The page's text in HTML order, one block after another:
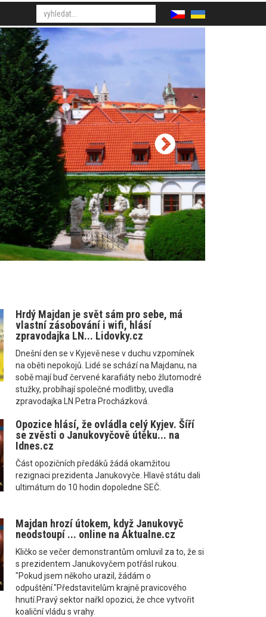
Hrdý Majdan je svět sám pro sebe, má
vlastní zásobování i wifi, hlásí
zpravodajka LN... Lidovky.cz
Dnešní den se v Kyjevě nese v duchu vzpomínek
na oběti nepokojů. Lidé se schází na Majdanu, na
sobě mají buď červené karafiáty nebo žlutomodré
stužky, probíhají společné modlitby, uvedla
zpravodajka LN Petra Procházková.
Opozice hlásí, že ovládla celý Kyjev. Šíří
se zvěsti o Janukovyčově útěku... na
Idnes.cz
Část opozičních předáků žádá okamžitou
rezignaci prezidenta Janukovyče. Hlavě státu dali
ultimátum do 10 hodin dopoledne SEČ.
Majdan hrozí útokem, když Janukovyč
neodstoupí ... online na Aktualne.cz
Kličko se večer demonstrantům omluvil za to, že si
s prezidentem Janukovyčem potřásl rukou.
"Pokud jsem někoho urazil, žádám o
odpuštění."Představitelům krajně pravicového
hnutí.Pravý sektor nařkl opozici, že chce vytvořit
koaliční vládu s vrahy.